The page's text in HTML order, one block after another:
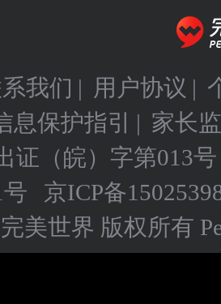
我们 | 用户协议 |
息保护指引
| 家长
证（皖）字第013号
京ICP备
美世界 版权所有